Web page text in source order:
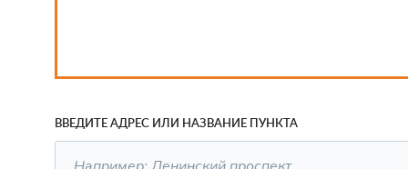
ВВЕДИТЕ АДРЕС ИЛИ НАЗВАНИЕ ПУНКТА